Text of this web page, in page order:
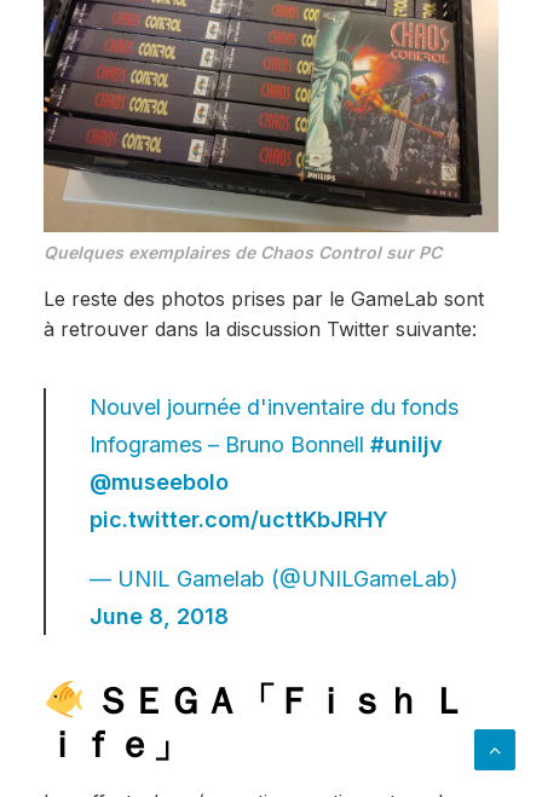
Quelques exemplaires de Chaos Control sur PC
Le reste des photos prises par le GameLab sont
à retrouver dans la discussion Twitter suivante:
Nouvel journée d'inventaire du fonds
Infogrames – Bruno Bonnell #uniljv
@museebolo
pic.twitter.com/ucttKbJRHY
— UNIL Gamelab (@UNILGameLab)
June 8, 2018
ＳＥＧＡ「Ｆｉｓｈ Ｌ
ｉｆｅ」